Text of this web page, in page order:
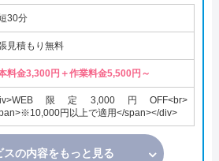
30分
見積もり無料
料金3,300円＋作業料金5,500円～
限定3,000円OFF<br>
円以上で適用</span></div>
スの内容をもっと見る